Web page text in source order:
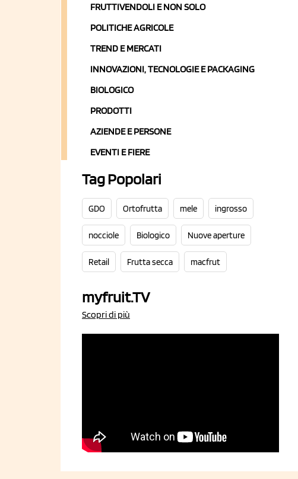
FRUTTIVENDOLI E NON SOLO
POLITICHE AGRICOLE
TREND E MERCATI
INNOVAZIONI, TECNOLOGIE E PACKAGING
BIOLOGICO
PRODOTTI
AZIENDE E PERSONE
EVENTI E FIERE
Tag Popolari
GDO Ortofrutta mele ingrosso
nocciole Biologico Nuove aperture
Retail Frutta secca macfrut
myfruit.TV
Scopri di più